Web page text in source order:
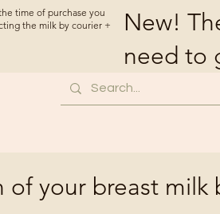
time of purchase you
the milk by courier +
New!
need to
of your breast